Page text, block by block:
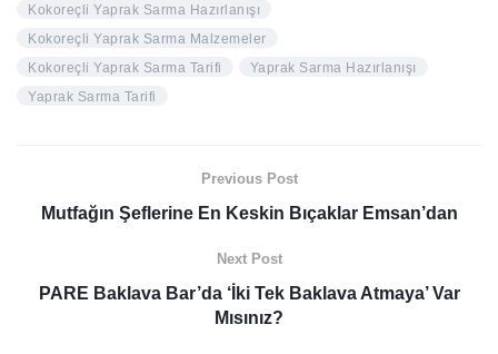
Kokoreçli Yaprak Sarma Hazırlanışı
Kokoreçli Yaprak Sarma Malzemeler
Kokoreçli Yaprak Sarma Tarifi
Yaprak Sarma Hazırlanışı
Yaprak Sarma Tarifi
Previous Post
Mutfağın Şeflerine En Keskin Bıçaklar Emsan’dan
Next Post
PARE Baklava Bar’da ‘İki Tek Baklava Atmaya’ Var
Mısınız?